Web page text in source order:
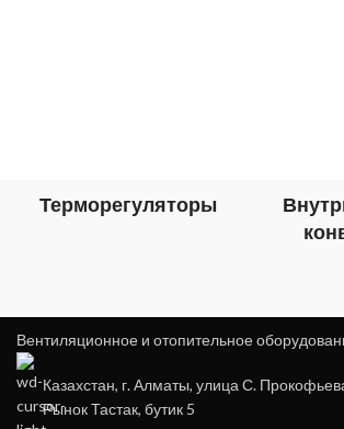
Терморегуляторы
Вентиляционное и отопительное
Казахстан, г. Алматы, улица С.
Рынок Тастак, бутик 5